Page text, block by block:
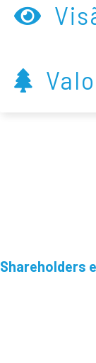
Shareholders